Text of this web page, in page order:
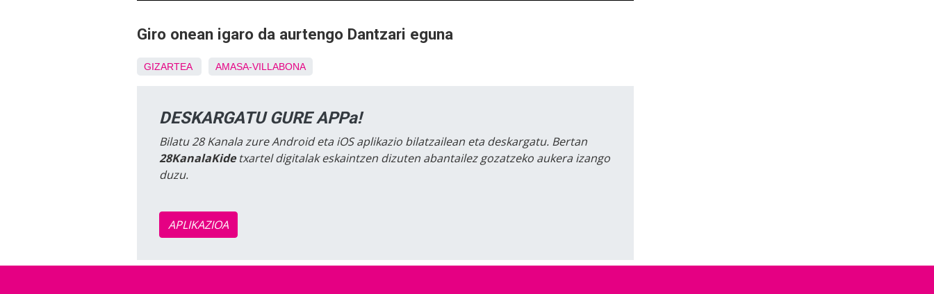
Giro onean igaro da aurtengo Dantzari eguna
GIZARTEA AMASA-VILLABONA
DESKARGATU GURE APPa!
Bilatu 28 Kanala zure Android eta iOS aplikazio bilatzailean eta deskargatu. Bertan
28KanalaKidetxartel digitalak eskaintzen dizuten abantailez gozatzeko aukera izango
duzu.
APLIKAZIOA